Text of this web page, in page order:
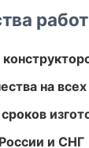
на
и СНГ